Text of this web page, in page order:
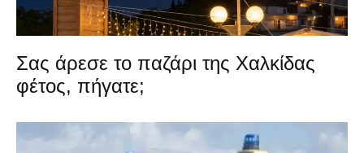
Σας άρεσε το παζάρι της Χαλκίδας
φέτος, πήγατε;